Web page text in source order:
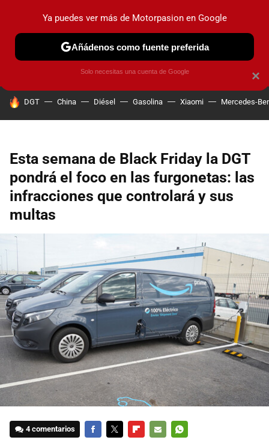
PRUEBAS COCHES ELÉCTRICOS OBSERVATORIO
HOY SE HABLA DE
DGT China Diésel Gasolina Xiaomi Mercedes-
Esta semana de Black Friday la DGT
pondrá el foco en las furgonetas: las
infracciones que controlará y sus
multas
4 comentarios
×
Ya puedes ver más de Motorpasion en Google
Añádenos como fuente preferida
Solo necesitas una cuenta de Google